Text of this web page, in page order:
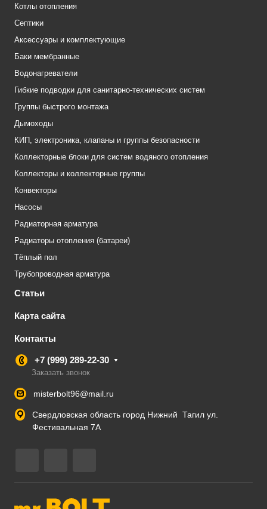
Котлы отопления
Септики
Аксессуары и комплектующие
Баки мембранные
Водонагреватели
Гибкие подводки для санитарно-технических систем
Группы быстрого монтажа
Дымоходы
КИП, электроника, клапаны и группы безопасности
Коллекторные блоки для систем водяного отопления
Коллекторы и коллекторные группы
Конвекторы
Насосы
Радиаторная арматура
Радиаторы отопления (батареи)
Тёплый пол
Трубопроводная арматура
Статьи
Карта сайта
Контакты
+7 (999) 289-22-30
Заказать звонок
misterbolt96@mail.ru
Свердловская область город Нижний Тагил ул.
Фестивальная 7А